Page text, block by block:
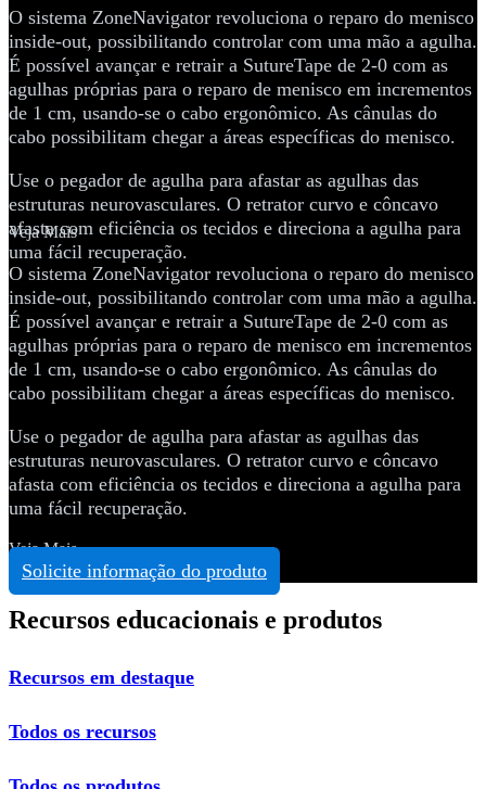
O sistema ZoneNavigator revoluciona o reparo do menisco
inside-out, possibilitando controlar com uma mão a agulha.
É possível avançar e retrair a SutureTape de 2-0 com as
agulhas próprias para o reparo de menisco em incrementos
de 1 cm, usando-se o cabo ergonômico. As cânulas do
cabo possibilitam chegar a áreas específicas do menisco.
Use o pegador de agulha para afastar as agulhas das
estruturas neurovasculares. O retrator curvo e côncavo
afasta com eficiência os tecidos e direciona a agulha para
uma fácil recuperação.
Veja Mais
O sistema ZoneNavigator revoluciona o reparo do menisco
inside-out, possibilitando controlar com uma mão a agulha.
É possível avançar e retrair a SutureTape de 2-0 com as
agulhas próprias para o reparo de menisco em incrementos
de 1 cm, usando-se o cabo ergonômico. As cânulas do
cabo possibilitam chegar a áreas específicas do menisco.
Use o pegador de agulha para afastar as agulhas das
estruturas neurovasculares. O retrator curvo e côncavo
afasta com eficiência os tecidos e direciona a agulha para
uma fácil recuperação.
Veja Mais
Solicite informação do produto
Recursos educacionais e produtos
Recursos em destaque
Todos os recursos